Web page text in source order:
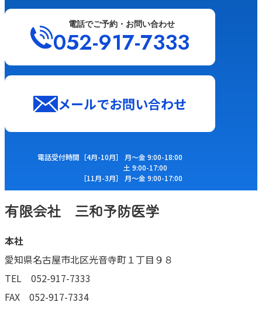
電話でご予約・お問い合わせ
052-917-7333
メールでお問い合わせ
電話受付時間 ［4⽉-10⽉］ ⽉〜⾦ 9:00-18:00
⼟ 9:00-17:00
［11⽉-3⽉］ ⽉〜⾦ 9:00-17:00
有限会社 三和予防医学
本社
愛知県名古屋市北区光音寺町１丁目９８
TEL 052-917-7333
FAX 052-917-7334